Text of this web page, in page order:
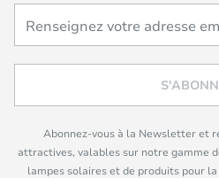
Abonnez-vous à la Newsletter et
attractives, valables sur notre gamme
lampes solaires et de produits pour